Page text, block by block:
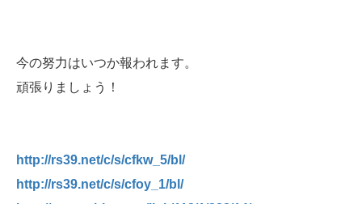
今の努力はいつか報われます。
頑張りましょう！
http://rs39.net/c/s/cfkw_5/bl/
http://rs39.net/c/s/cfoy_1/bl/